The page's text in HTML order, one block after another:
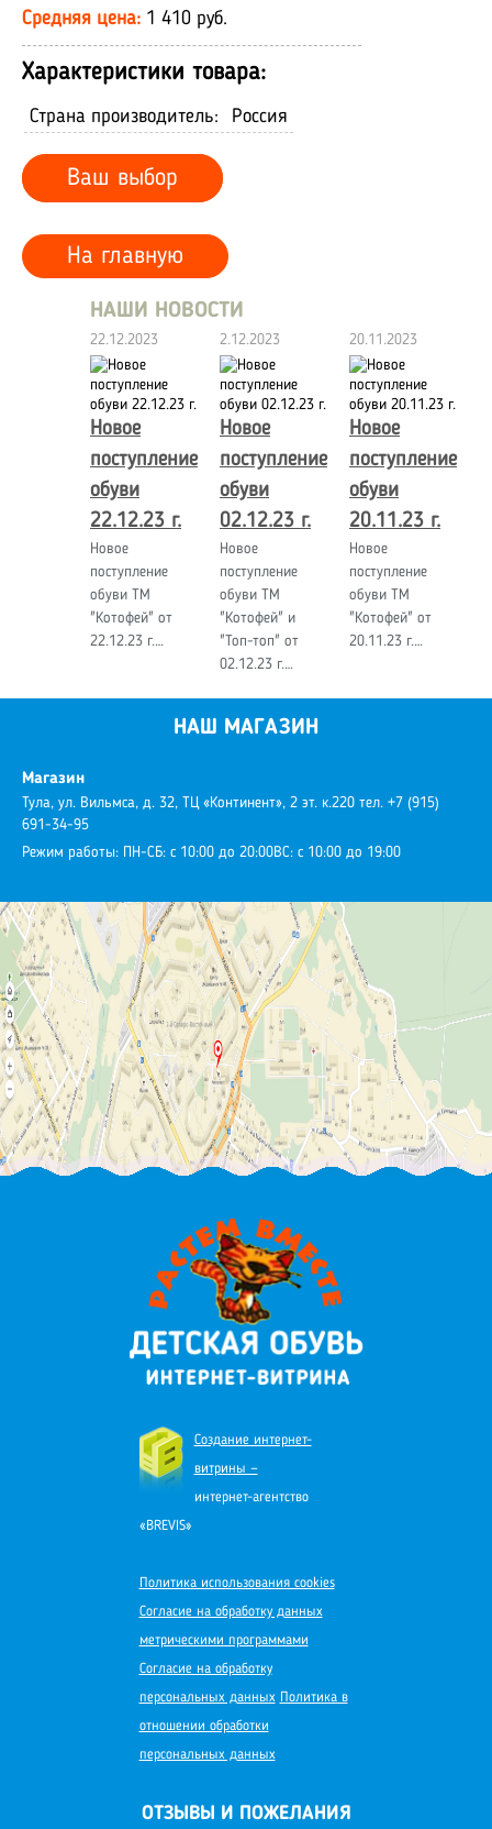
Средняя цена: 1 410 руб.
Характеристики товара:
Страна производитель: Россия
Ваш выбор
На главную
НАШИ НОВОСТИ
22.12.2023
Новое
поступление
обуви
22.12.23 г.
Новое
поступление
обуви ТМ
"Котофей" от
22.12.23 г.…
2.12.2023
Новое
поступление
обуви
02.12.23 г.
Новое
поступление
обуви ТМ
"Котофей" и
"Топ-топ" от
02.12.23 г.…
20.11.2023
Новое
поступление
обуви
20.11.23 г.
Новое
поступление
обуви ТМ
"Котофей" от
20.11.23 г.…
НАШ МАГАЗИН
Магазин
Тула, ул. Вильмса, д. 32, ТЦ «Континент», 2 эт. к.220 тел. +7 (915)
691-34-95
Режим работы: ПН-СБ: с 10:00 до 20:00ВС: с 10:00 до 19:00
Создание интернет-
витрины —
интернет-агентство
«BREVIS»
Политика использования cookies
Согласие на обработку данных
метрическими программами
Согласие на обработку
персональных данных Политика в
отношении обработки
персональных данных
ОТЗЫВЫ И ПОЖЕЛАНИЯ